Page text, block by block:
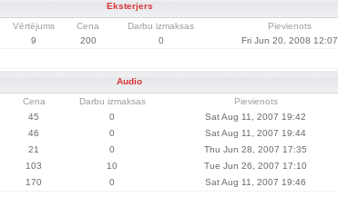
Eksterjers
Vērtējums Cena Darbu izmaksas Pievienots
9 200 0 Fri Jun 20, 2008 12:07
Audio
Cena Darbu izmaksas Pievienots
45 0 Sat Aug 11, 2007 19:42
46 0 Sat Aug 11, 2007 19:44
21 0 Thu Jun 28, 2007 17:35
103 10 Tue Jun 26, 2007 17:10
170 0 Sat Aug 11, 2007 19:46